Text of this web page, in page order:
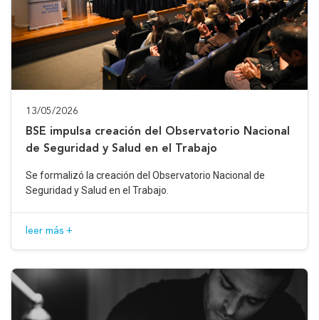
13/05/2026
BSE impulsa creación del Observatorio Nacional
de Seguridad y Salud en el Trabajo
Se formalizó la creación del Observatorio Nacional de
Seguridad y Salud en el Trabajo.
leer más +